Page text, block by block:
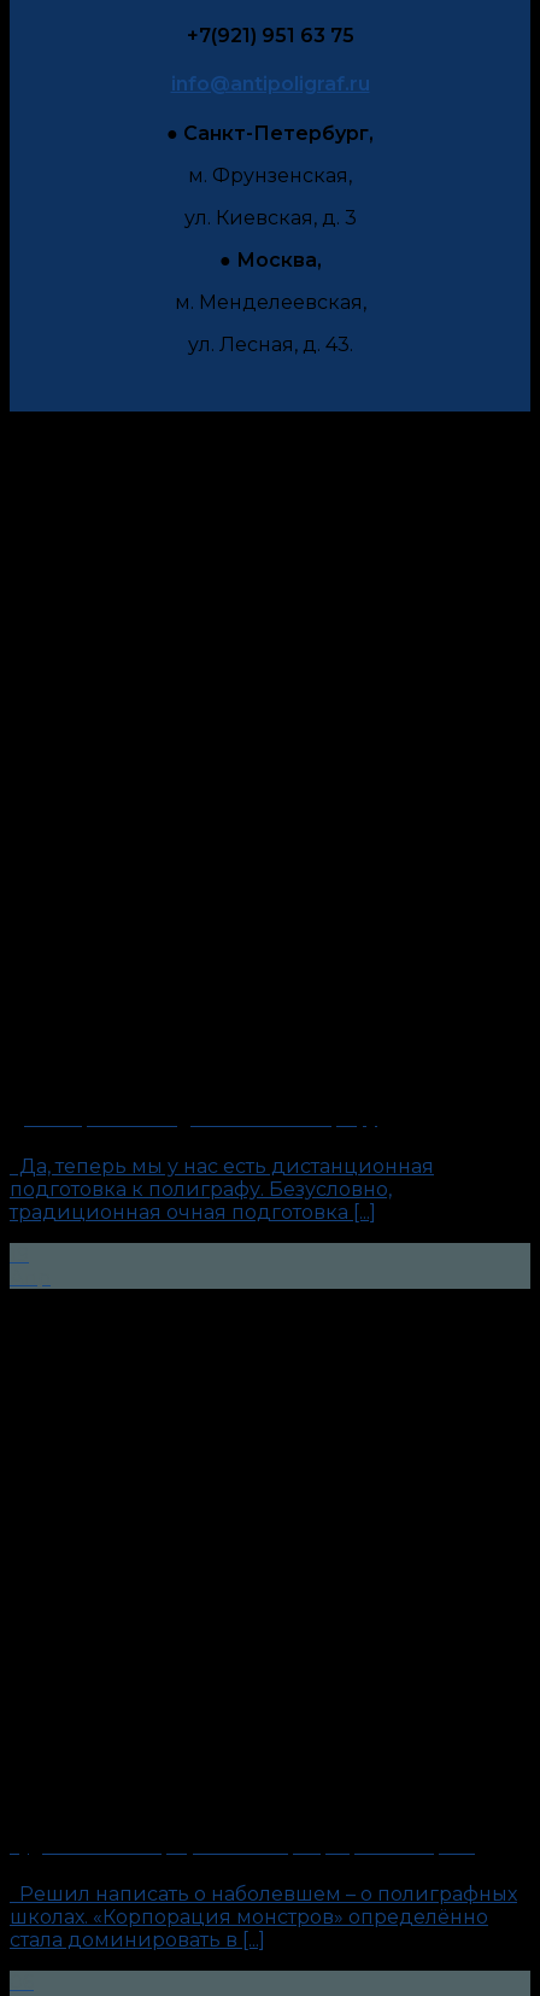
+7(921) 951 63 75
info@antipoligraf.ru
● Санкт-Петербург,
м. Фрунзенская,
ул. Киевская, д. 3
● Москва,
м. Менделеевская,
ул. Лесная, д. 43.
Да, теперь мы у нас есть дистанционная
подготовка к полиграфу. Безусловно,
традиционная очная подготовка [...]
Решил написать о наболевшем – о полиграфных
школах. «Корпорация монстров» определённо
стала доминировать в [...]